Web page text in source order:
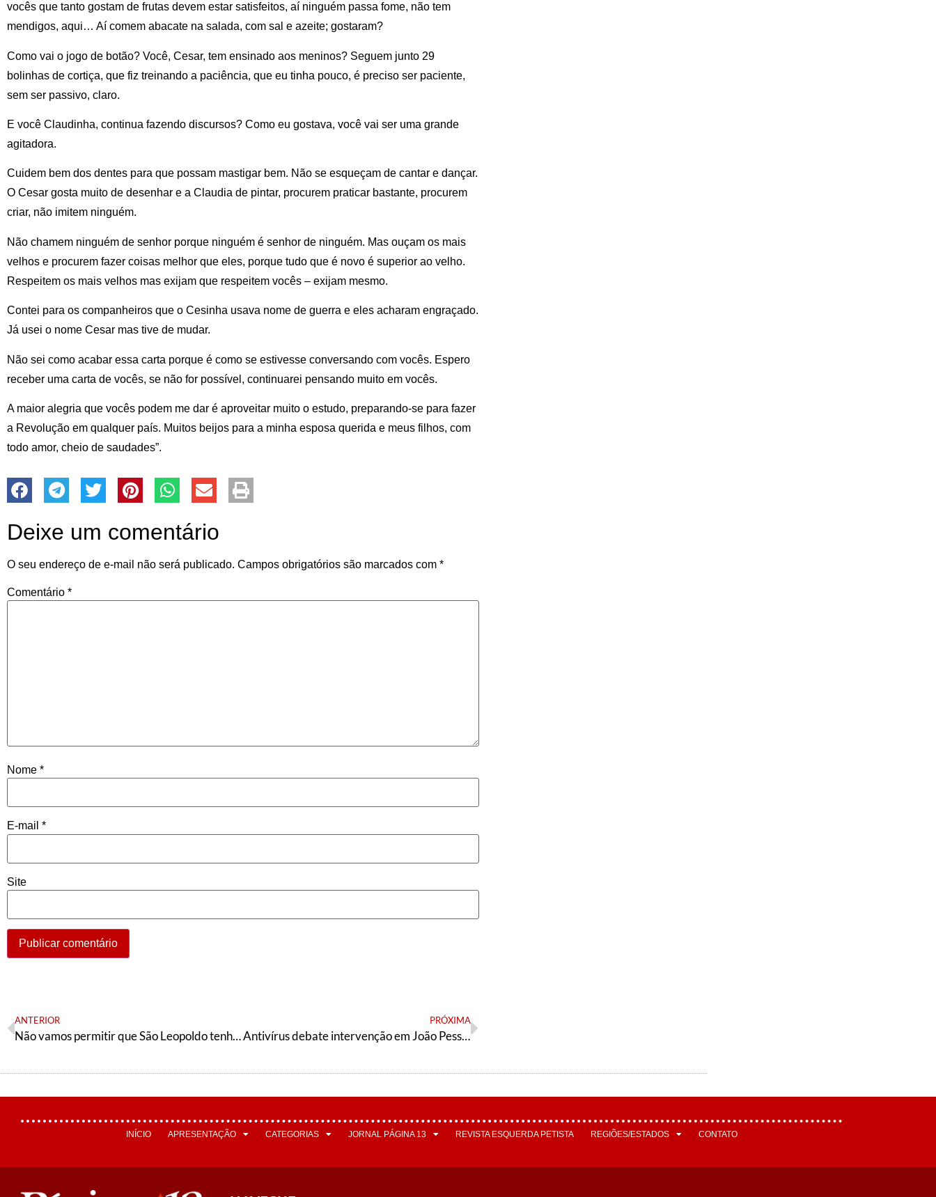
vocês que tanto gostam de frutas devem estar satisfeitos, aí ninguém passa fome, não tem
mendigos, aqui… Aí comem abacate na salada, com sal e azeite; gostaram?
Como vai o jogo de botão? Você, Cesar, tem ensinado aos meninos? Seguem junto 29
bolinhas de cortiça, que fiz treinando a paciência, que eu tinha pouco, é preciso ser paciente,
sem ser passivo, claro.
E você Claudinha, continua fazendo discursos? Como eu gostava, você vai ser uma grande
agitadora.
Cuidem bem dos dentes para que possam mastigar bem. Não se esqueçam de cantar e dançar.
O Cesar gosta muito de desenhar e a Claudia de pintar, procurem praticar bastante, procurem
criar, não imitem ninguém.
Não chamem ninguém de senhor porque ninguém é senhor de ninguém. Mas ouçam os mais
velhos e procurem fazer coisas melhor que eles, porque tudo que é novo é superior ao velho.
Respeitem os mais velhos mas exijam que respeitem vocês – exijam mesmo.
Contei para os companheiros que o Cesinha usava nome de guerra e eles acharam engraçado.
Já usei o nome Cesar mas tive de mudar.
Não sei como acabar essa carta porque é como se estivesse conversando com vocês. Espero
receber uma carta de vocês, se não for possível, continuarei pensando muito em vocês.
A maior alegria que vocês podem me dar é aproveitar muito o estudo, preparando-se para fazer
a Revolução em qualquer país. Muitos beijos para a minha esposa querida e meus filhos, com
todo amor, cheio de saudades”.
Deixe um comentário
O seu endereço de e-mail não será publicado. Campos obrigatórios são marcados com *
Comentário *
Nome *
E-mail *
Site
ANTERIOR
Não vamos permitir que São Leopoldo tenha o mesmo rumo do Brasil
PRÓXIMA
Antivírus debate intervenção em João Pessoa
INÍCIO APRESENTAÇÃO CATEGORIAS JORNAL PÁGINA 13 REVISTA ESQUERDA PETISTA REGIÕES/ESTADOS CONTATO